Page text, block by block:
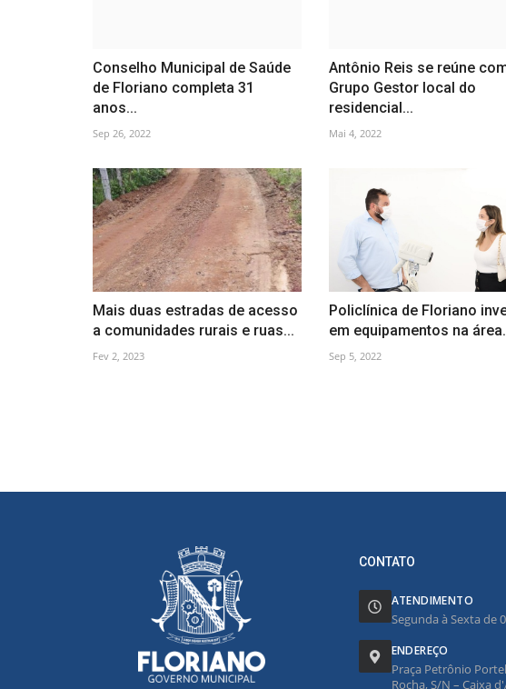
Conselho Municipal de Saúde
de Floriano completa 31
anos...
Sep 26, 2022
Antônio Reis se reúne
Grupo Gestor local do
residencial...
Mai 4, 2022
Mais duas estradas de acesso
a comunidades rurais e ruas...
Fev 2, 2023
Policlínica de Floriano
em equipamentos na
Sep 5, 2022
CONTATO
ATENDIMENTO
Segunda à Sexta de
ENDEREÇO
Praça Petrônio
Rocha, S/N – Caixa